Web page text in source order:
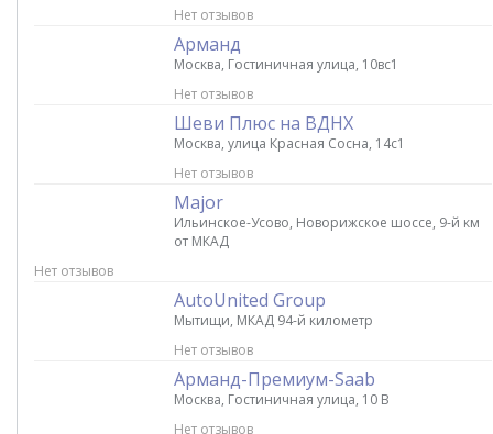
Нет отзывов
Арманд
Москва, Гостиничная улица, 10вс1
Нет отзывов
Шеви Плюс на ВДНХ
Москва, улица Красная Сосна, 14с1
Нет отзывов
Major
Ильинское-Усово, Новорижское шоссе, 9-й км
от МКАД
Нет отзывов
AutoUnited Group
Мытищи, МКАД 94-й километр
Нет отзывов
Арманд-Премиум-Saab
Москва, Гостиничная улица, 10 В
Нет отзывов